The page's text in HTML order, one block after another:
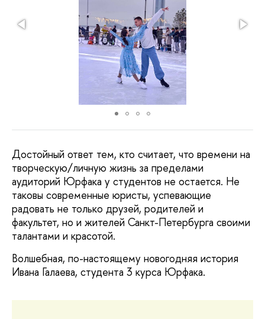
Достойный ответ тем, кто считает, что времени на
творческую/личную жизнь за пределами
аудиторий Юрфака у студентов не остается. Не
таковы современные юристы, успевающие
радовать не только друзей, родителей и
факультет, но и жителей Санкт-Петербурга своими
талантами и красотой.
Волшебная, по-настоящему новогодняя история
Ивана Галаева, студента 3 курса Юрфака.